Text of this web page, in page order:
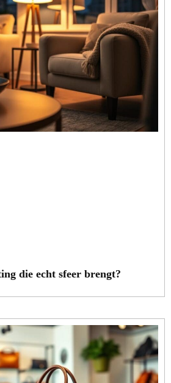
die echt sfeer brengt?